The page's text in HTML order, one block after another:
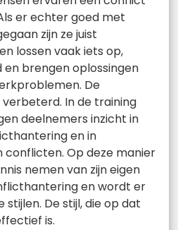
er echter goed met
zijn ze juist
lossen vaak iets op,
brengen oplossingen
De
In de training
deelnemers inzicht in
en in
Op deze manier
nemen van zijn eigen
en wordt er
De stijl, die op dat
is.